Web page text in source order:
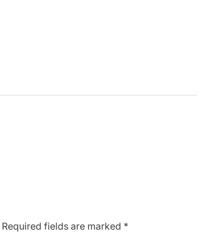
Required fields are marked *